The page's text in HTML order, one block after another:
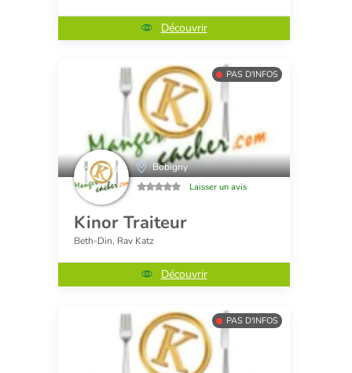
Découvrir
PAS D'INFOS
Bobigny
Laisser un avis
Kinor Traiteur
Beth-Din, Rav Katz
Découvrir
PAS D'INFOS